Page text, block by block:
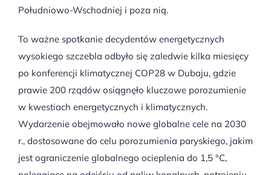
Południowo-Wschodniej i poza nią.
To ważne spotkanie decydentów energetycznych
wysokiego szczebla odbyło się zaledwie kilka miesięcy
po konferencji klimatycznej COP28 w Dubaju, gdzie
prawie 200 rządów osiągnęło kluczowe porozumienie
w kwestiach energetycznych i klimatycznych.
Wydarzenie obejmowało nowe globalne cele na 2030
r., dostosowane do celu porozumienia paryskiego, jakim
jest ograniczenie globalnego ocieplenia do 1,5 °C,